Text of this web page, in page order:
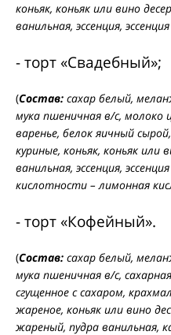
коньяк, коньяк или вино
ванильная, эссенция,
- торт «Свадебный»;
(Состав: сахар белый,
мука пшеничная в/с, молоко
варенье, белок яичный
куриные, коньяк, коньяк или
ванильная, эссенция,
кислотности – лимонная
- торт «Кофейный».
(Состав: сахар белый,
мука пшеничная в/с,
сгущенное с сахаром,
жареное, коньяк или вино
жареный, пудра ванильная,